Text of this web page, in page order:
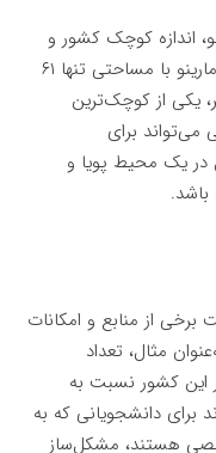
اندازه کوچک کشور و
محدودیت‌های جغرافیایی آن است. سان مارینو با مساحتی تنها ۶۱
حدود ۳۳ هزار نفر، یکی از کوچک‌ترین
برای
در یک محیط پویا و
از منابع و امکانات
مثال، تعداد
این کشور نسبت به
برای دانشجویانی که به
هستند، مشکل‌ساز